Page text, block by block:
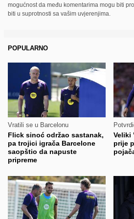
mogućnost da među komentarima mogu biti
biti u suprotnosti sa vašim uvjerenjima.
POPULARNO
Vratili se u Barcelonu
Flick sinoć održao sastanak,
pa trojici igrača Barcelone
saopštio da napuste
pripreme
Veliki
prije